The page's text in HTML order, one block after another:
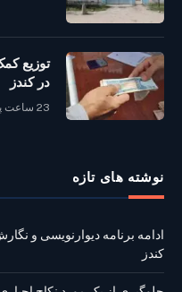
در کندز
23 ساعت پیش
نوشته‌ های تازه
کندز